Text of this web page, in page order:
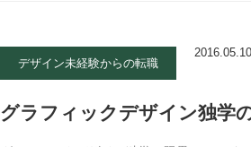
デザイン未経験からの転職
2016.05.10
グラフィックデザイン独学